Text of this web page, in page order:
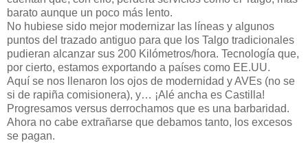
barato aunque un poco más lento.
No hubiese sido mejor modernizar las líneas y algunos
puntos del trazado antiguo para que los Talgo tradicionales
pudieran alcanzar sus 200 Kilómetros/hora. Tecnología que,
por cierto, estamos exportando a países como EE.UU.
Aquí se nos llenaron los ojos de modernidad y AVEs (no se
si de rapiña comisionera), y… ¡Alé ancha es Castilla!
Progresamos versus derrochamos que es una barbaridad.
Ahora no cabe extrañarse que debamos tanto, los excesos
se pagan.